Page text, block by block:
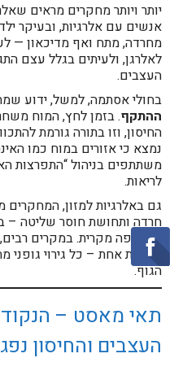
יותר ויותר מחקרים מראים
אנשים עם אלרגיות, ובעיקר
מחרדה, מתח ואף מדיכאון —
לאלרגן, ולעיתים בגלל עצם
העצבים.
בחולי אסתמה, למשל, ידוע
ההתקף. בזמן לחץ, המוח
החיסון, וזו בתורה גורמת
נמצא כי אזורים במוח כמו
משתתפים בניהול “התפרצות
לריאות.
גם באלרגיות למזון, המחקרים
חרדה ותחושת חוסר שליטה –
מחשיפה מקרית. במקרים
מערכת אחת – כל גירוי
הגוף.
תאי מאסט –
העצבים והחיסון